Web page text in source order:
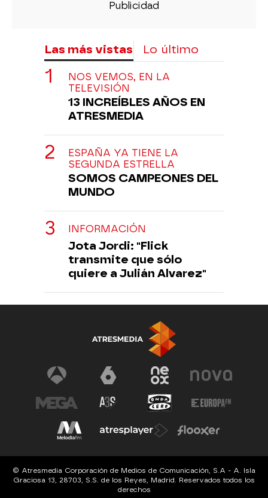
Las más vistas Lo último
NOS VEMOS, EN LA
TELEVISIÓN
13 INCREÍBLES AÑOS EN
ATRESMEDIA
ESPAÑA YA TIENE LA
SEGUNDA ESTRELLA
SOMOS CAMPEONES DEL
MUNDO
INFORMACIÓN
Jota Jordi: "Flick
transmite que sólo
quiere a Julián Alvarez"
© Atresmedia Corporación de Medios de Comunicación, S.A - A. Isla
Graciosa 13, 28703, S.S. de los Reyes, Madrid. Reservados todos los
derechos